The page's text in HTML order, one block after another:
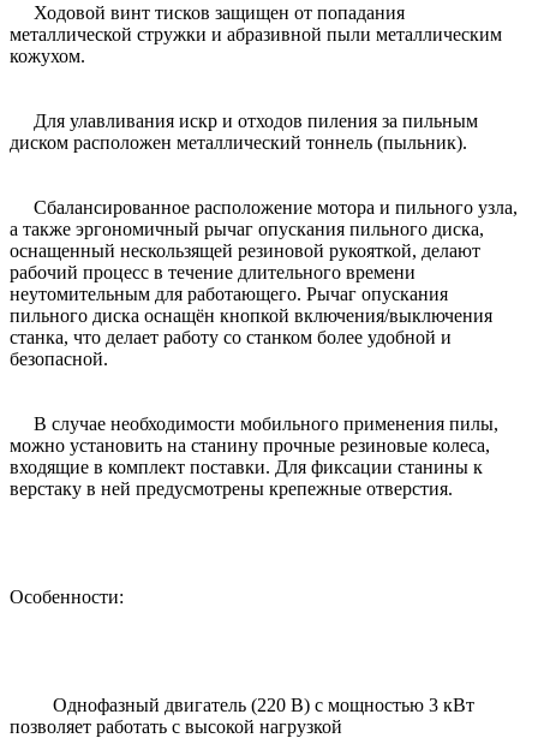
Ходовой винт тисков защищен от попадания
металлической стружки и абразивной пыли металлическим
кожухом.
Для улавливания искр и отходов пиления за пильным
диском расположен металлический тоннель (пыльник).
Сбалансированное расположение мотора и пильного узла,
а также эргономичный рычаг опускания пильного диска,
оснащенный нескользящей резиновой рукояткой, делают
рабочий процесс в течение длительного времени
неутомительным для работающего. Рычаг опускания
пильного диска оснащён кнопкой включения/выключения
станка, что делает работу со станком более удобной и
безопасной.
В случае необходимости мобильного применения пилы,
можно установить на станину прочные резиновые колеса,
входящие в комплект поставки. Для фиксации станины к
верстаку в ней предусмотрены крепежные отверстия.
Особенности:
Однофазный двигатель (220 В) с мощностью 3 кВт
позволяет работать с высокой нагрузкой